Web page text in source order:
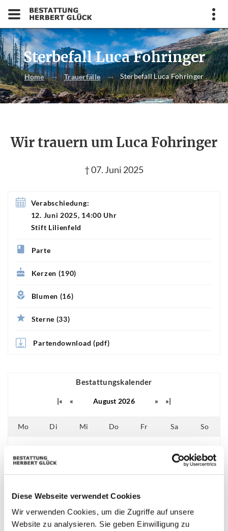
Diese Webseite verwendet Cookies
Wir verwenden Cookies, um die Zugriffe auf unsere
Website zu analysieren. Sie geben Einwilligung zu
Sterbefall Luca Fohringer
Home Trauerfälle Sterbefall Luca Fohringer
Wir trauern um Luca Fohringer
† 07. Juni 2025
Verabschiedung:
12. Juni 2025, 14:00 Uhr
Stift Lilienfeld
Parte
Kerzen (190)
Blumen (16)
Sterne (33)
Partendownload (pdf)
Bestattungskalender
|« « August 2026 » »|
Mo Di Mi Do Fr Sa So
03 04 05 06 07 08 09
10 11 12 13 14
17 19 21